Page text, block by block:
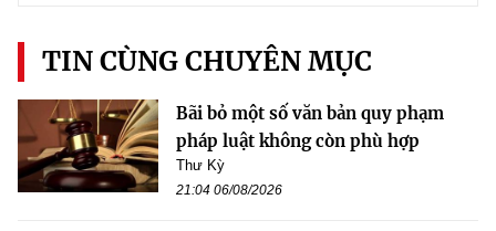
TIN CÙNG CHUYÊN MỤC
Bãi bỏ một số văn bản quy phạm
pháp luật không còn phù hợp
Thư Kỳ
21:04 06/08/2026